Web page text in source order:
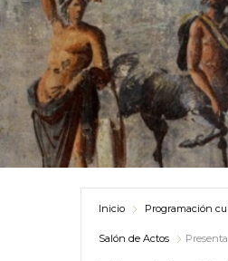
Inicio Programación
Salón de Actos